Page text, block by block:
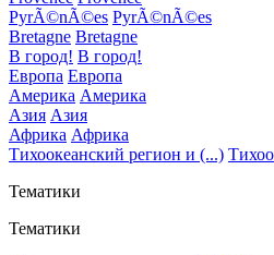
PyrÃ©nÃ©es PyrÃ©nÃ©es
Bretagne Bretagne
В город! В город!
Европа Европа
Америка Америка
Азия Азия
Африка Африка
Тихоокеанский регион и (...)
Тематики
Тематики